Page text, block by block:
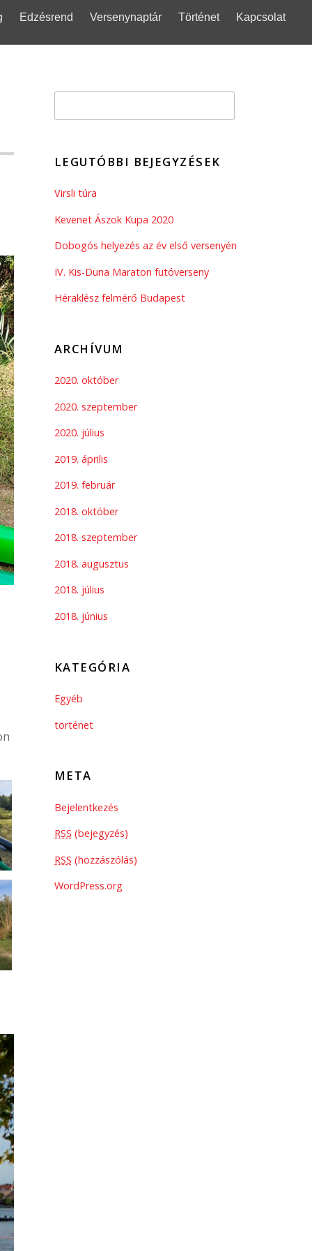
Edzésrend Versenynaptár Történet Kapcsolat
LEGUTÓBBI BEJEGYZÉSEK
Virsli túra
Kevenet Ászok Kupa 2020
Dobogós helyezés az év első versenyén
IV. Kis-Duna Maraton futóverseny
Héraklész felmérő Budapest
ARCHÍVUM
2020. október
2020. szeptember
2020. július
2019. április
2019. február
2018. október
2018. szeptember
2018. augusztus
2018. július
2018. június
KATEGÓRIA
Egyéb
történet
META
Bejelentkezés
RSS (bejegyzés)
RSS (hozzászólás)
WordPress.org